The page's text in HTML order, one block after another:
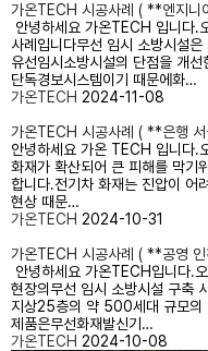
가온TECH 시공사례 ( **엔지니
안녕하세요 가온TECH 입니다.​
사례입니다무선 임시 소방시설
유선임시소방시설의 단점을 개
단독경보시스템이기 때문에화…
가온TECH 2024-11-08
가온TECH 시공사례 ( **은행 서
안녕하세요 가온 TECH 입니다.
화재가 확산되어 큰 피해를 막기
합니다.​전기차 화재는 진압이 어
현상 때문…
가온TECH 2024-10-31
가온TECH 시공사례 ( **공영 인
안녕하세요 가온TECH입니다.
현장의무선 임시 소방시설 구축
지상25층의 약 500세대 규모의
제품은무선화재발신기…
가온TECH 2024-10-08